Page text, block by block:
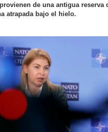
de una antigua reserva
atrapada bajo el hielo.